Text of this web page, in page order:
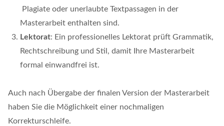
Plagiate oder unerlaubte Textpassagen in der
Masterarbeit enthalten sind.
Lektorat: Ein professionelles Lektorat prüft Grammatik,
Rechtschreibung und Stil, damit Ihre Masterarbeit
formal einwandfrei ist.
Auch nach Übergabe der finalen Version der Masterarbeit
haben Sie die Möglichkeit einer nochmaligen
Korrekturschleife.